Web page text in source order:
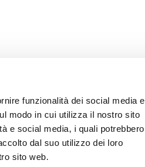
funzionalità dei social media e
modo in cui utilizza il nostro sito
e social media, i quali potrebbero
dal suo utilizzo dei loro
sito web.